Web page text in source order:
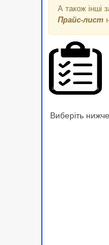
А також інші
Прайс-лист
Виберіть